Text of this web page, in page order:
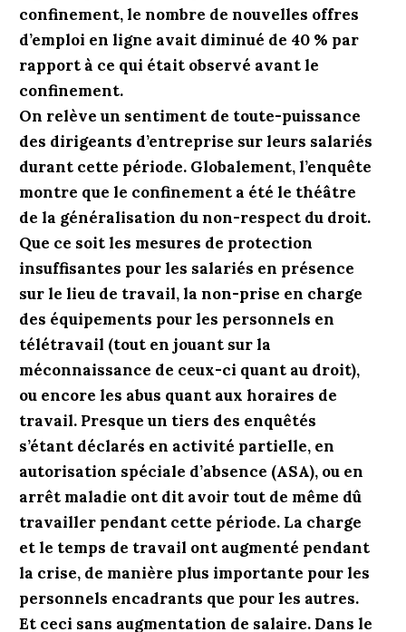
confinement, le nombre de nouvelles offres
d’emploi en ligne avait diminué de 40 % par
rapport à ce qui était observé avant le
confinement.
On relève un sentiment de toute-puissance
des dirigeants d’entreprise sur leurs salariés
durant cette période. Globalement, l’enquête
montre que le confinement a été le théâtre
de la généralisation du non-respect du droit.
Que ce soit les mesures de protection
insuffisantes pour les salariés en présence
sur le lieu de travail, la non-prise en charge
des équipements pour les personnels en
télétravail (tout en jouant sur la
méconnaissance de ceux-ci quant au droit),
ou encore les abus quant aux horaires de
travail. Presque un tiers des enquêtés
s’étant déclarés en activité partielle, en
autorisation spéciale d’absence (ASA), ou en
arrêt maladie ont dit avoir tout de même dû
travailler pendant cette période. La charge
et le temps de travail ont augmenté pendant
la crise, de manière plus importante pour les
personnels encadrants que pour les autres.
Et ceci sans augmentation de salaire. Dans le